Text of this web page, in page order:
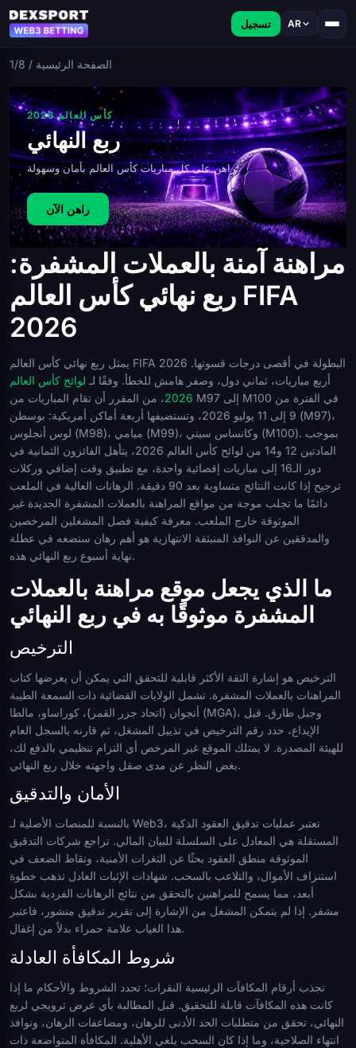
تسجيل AR
الصفحة الرئيسية /
1/8
كأس العالم 2026
ربع النهائي
راهن على كل مباريات كأس العالم بأمان وسهولة.
راهن الآن
مراهنة آمنة بالعملات المشفرة:
ربع نهائي كأس العالم FIFA
2026
يمثل ربع نهائي كأس العالم FIFA 2026 البطولة في أقصى درجات قسوتها.
أربع مباريات، ثماني دول، وصفر هامش للخطأ. وفقًا لـ لوائح كأس العالم
2026، من المقرر أن تقام المباريات من M97 إلى M100 في الفترة من
9 إلى 11 يوليو 2026، وتستضيفها أربعة أماكن أمريكية: بوسطن (M97)،
لوس أنجلوس (M98)، ميامي (M99)، وكانساس سيتي (M100). بموجب
المادتين 12 و14 من لوائح كأس العالم 2026، يتأهل الفائزون الثمانية في
دور الـ16 إلى مباريات إقصائية واحدة، مع تطبيق وقت إضافي وركلات
ترجيح إذا كانت النتائج متساوية بعد 90 دقيقة. الرهانات العالية في الملعب
دائمًا ما تجلب موجة من مواقع المراهنة بالعملات المشفرة الجديدة غير
الموثوقة خارج الملعب. معرفة كيفية فصل المشغلين المرخصين
والمدققين عن النوافذ المنبثقة الانتهازية هو أهم رهان ستضعه في عطلة
نهاية أسبوع ربع النهائي هذه.
ما الذي يجعل موقع مراهنة بالعملات
المشفرة موثوقًا به في ربع النهائي
الترخيص
الترخيص هو إشارة الثقة الأكثر قابلية للتحقق التي يمكن أن يعرضها كتاب
المراهنات بالعملات المشفرة. تشمل الولايات القضائية ذات السمعة الطيبة
أنجوان (اتحاد جزر القمر)، كوراساو، مالطا (MGA)، وجبل طارق. قبل
الإيداع، حدد رقم الترخيص في تذييل المشغل، ثم قارنه بالسجل العام
للهيئة المصدرة. لا يمتلك الموقع غير المرخص أي التزام تنظيمي بالدفع لك،
بغض النظر عن مدى صقل واجهته خلال ربع النهائي.
الأمان والتدقيق
بالنسبة للمنصات الأصلية لـ Web3، تعتبر عمليات تدقيق العقود الذكية
المستقلة هي المعادل على السلسلة للبيان المالي. تراجع شركات التدقيق
الموثوقة منطق العقود بحثًا عن الثغرات الأمنية، ونقاط الضعف في
استنزاف الأموال، والتلاعب بالسحب. شهادات الإثبات العادل تذهب خطوة
أبعد، مما يسمح للمراهنين بالتحقق من نتائج الرهانات الفردية بشكل
مشفر. إذا لم يتمكن المشغل من الإشارة إلى تقرير تدقيق منشور، فاعتبر
هذا الغياب علامة حمراء بدلاً من إغفال.
شروط المكافأة العادلة
تجذب أرقام المكافآت الرئيسية النقرات؛ تحدد الشروط والأحكام ما إذا
كانت هذه المكافآت قابلة للتحقيق. قبل المطالبة بأي عرض ترويجي لربع
النهائي، تحقق من متطلبات الحد الأدنى للرهان، ومضاعفات الرهان، ونوافذ
انتهاء الصلاحية، وما إذا كان السحب يلغي الأهلية. المكافأة المتواضعة ذات